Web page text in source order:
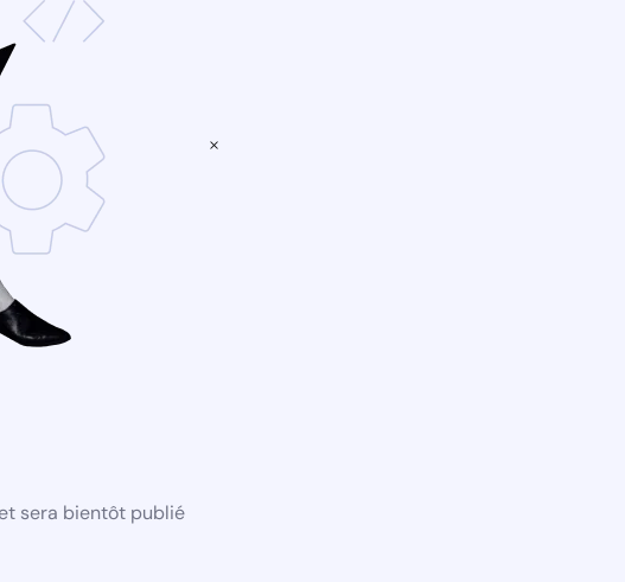
sera bientôt publié
×